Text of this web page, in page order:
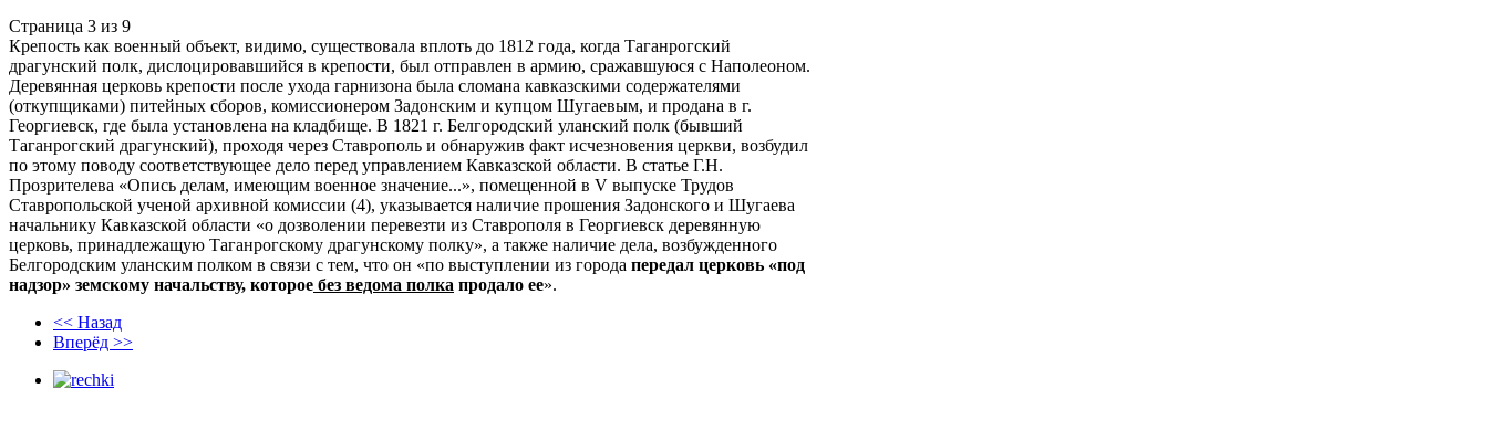
Страница 3 из 9
Крепость как военный объект, видимо, существовала вплоть до 1812 года, когда Таганрогский
драгунский полк, дислоцировавшийся в крепости, был отправлен в армию, сражавшуюся с Наполеоном.
Деревянная церковь крепости после ухода гарнизона была сломана кавказскими содержателями
(откупщиками) питейных сборов, комиссионером Задонским и купцом Шугаевым, и продана в г.
Георгиевск, где была установлена на кладбище. В 1821 г. Белгородский уланский полк (бывший
Таганрогский драгунский), проходя через Ставрополь и обнаружив факт исчезновения церкви, возбудил
по этому поводу соответствующее дело перед управлением Кавказской области. В статье Г.Н.
Прозрителева «Опись делам, имеющим военное значение...», помещенной в V выпуске Трудов
Ставропольской ученой архивной комиссии (4), указывается наличие прошения Задонского и Шугаева
начальнику Кавказской области «о дозволении перевезти из Ставрополя в Георгиевск деревянную
церковь, принадлежащую Таганрогскому драгунскому полку», а также наличие дела, возбужденного
Белгородским уланским полком в связи с тем, что он «по выступлении из города передал церковь «под
надзор» земскому начальству, которое без ведома полка продало ее».
<< Назад
Вперёд >>